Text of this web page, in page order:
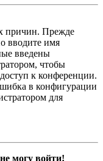
причин. Прежде
вводите имя
введены
чтобы
к конференции.
в конфигурации
для
могу войти!